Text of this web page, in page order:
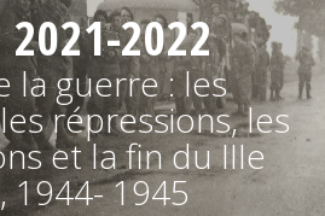
2021-2022
la guerre : les
répressions, les
et la fin du IIIe
1944- 1945